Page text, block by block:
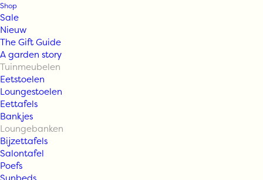
Shop
Sale
Nieuw
The Gift Guide
A garden story
Tuinmeubelen
Eetstoelen
Loungestoelen
Eettafels
Bankjes
Loungebanken
Bijzettafels
Salontafel
Poefs